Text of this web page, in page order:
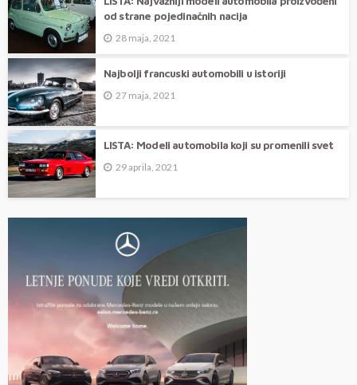
od strane pojedinačnih nacija
28 maja, 2021
Najbolji francuski automobili u istoriji
27 maja, 2021
LISTA: Modeli automobila koji su promenili svet
29 aprila, 2021